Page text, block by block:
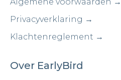
Privacyverklaring →
Klachtenreglement →
Over EarlyBird